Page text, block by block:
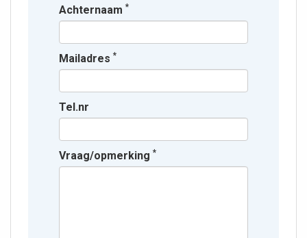
Achternaam *
Mailadres *
Tel.nr
Vraag/opmerking *